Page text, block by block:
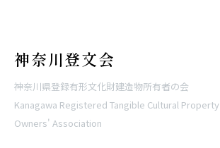
神奈川登文会
神奈川県登録有形文化財建造物所有者の会
Kanagawa Registered Tangible Cultural Property
Owners' Association